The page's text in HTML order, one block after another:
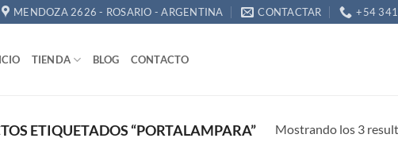
MENDOZA 2626 - ROSARIO - ARGENTINA CONTACTAR +54
TIENDA BLOG CONTACTO
ETIQUETADOS “PORTALAMPARA” Mostrando los 3